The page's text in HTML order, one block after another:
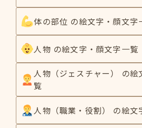
体の部位 の絵文字・顔文字
人物 の絵文字・顔文字一覧
人物（ジェスチャー） の絵
覧
人物（職業・役割） の絵文